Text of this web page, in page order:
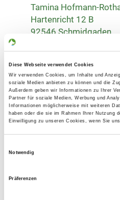
Diese Webseite verwendet Cookies
Wir verwenden Cookies, um Inhalte und
soziale Medien anbieten zu können und die
Außerdem geben wir Informationen zu Ihrer
Partner für soziale Medien, Werbung und
Informationen möglicherweise mit weiteren
haben oder die sie im Rahmen Ihrer Nutzung
Einwilligung zu unseren Cookies, wenn Sie
Notwendig
Präferenzen
Tamina Hofmann-
Hartenricht 12 B
92546 Schmidgaden
Übungsplatz:
Augustenhof
93133 Burglengenfeld
Handy:
0151 65668979
E-Mail:
Homepage: